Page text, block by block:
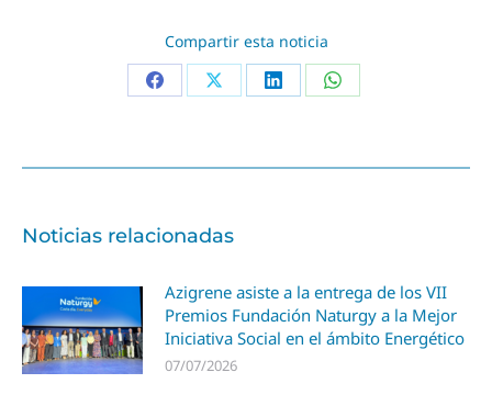
Compartir esta noticia
Noticias relacionadas
Azigrene asiste a la entrega de los VII
Premios Fundación Naturgy a la Mejor
Iniciativa Social en el ámbito Energético
07/07/2026